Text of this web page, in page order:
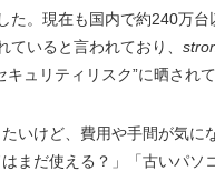
た。現在も国内で約240万台
ていると言われており、
キュリティリスク”に晒されて
たいけど、費用や手間が気に
まだ使える？」「古いパソ